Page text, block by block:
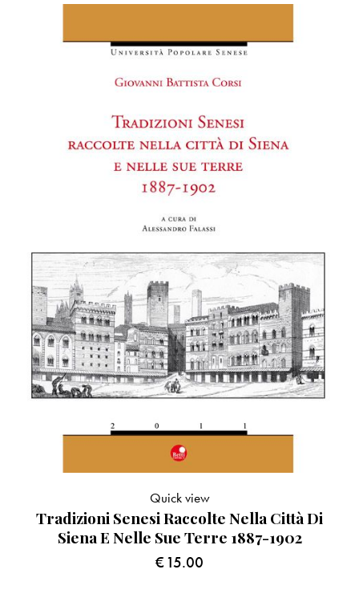
Tradizioni Senesi Raccolte Nella Città Di
Siena E Nelle Sue Terre 1887-1902
€15.00
Quick view